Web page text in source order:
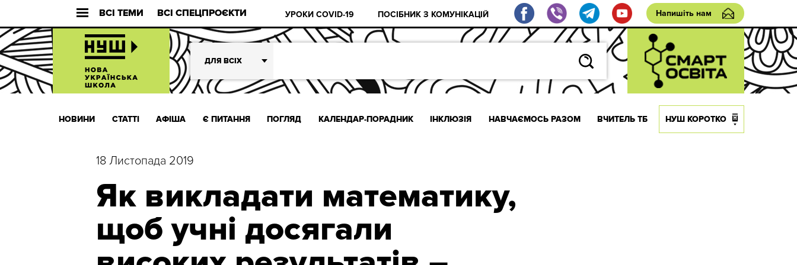
ВСІ ТЕМИ ВСІ СПЕЦПРОЄКТИ УРОКИ COVID-19 ПОСІБНИК З КОМУНІКАЦІЙ Напишіть нам
ДЛЯ ВСІХ
НОВИНИ СТАТТІ АФІША Є ПИТАННЯ ПОГЛЯД КАЛЕНДАР-ПОРАДНИК ІНКЛЮЗІЯ НАВЧАЄМОСЬ РАЗОМ ВЧИТЕЛЬ ТБ НУШ КОРОТКО
18 Листопада 2019
Як викладати математику,
щоб учні досягали